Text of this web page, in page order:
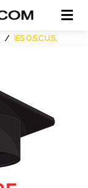
IES O.S.C.U.S.